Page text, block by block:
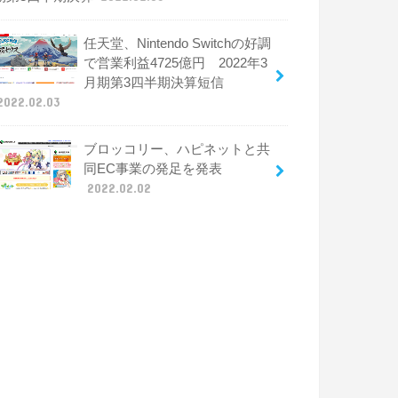
任天堂、Nintendo Switchの好調
で営業利益4725億円 2022年3
月期第3四半期決算短信
ブロッコリー、ハピネットと共
同EC事業の発足を発表
2022.02.02